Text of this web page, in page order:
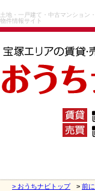
土地・一戸建て・中古マンション
物件情報サイト
> おうちナビトップ > 前